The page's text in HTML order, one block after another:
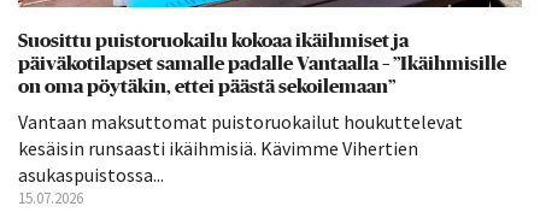
Suosittu puistoruokailu kokoaa ikäihmiset ja
päiväkotilapset samalle padalle Vantaalla – ”Ikäihmisille
on oma pöytäkin, ettei päästä sekoilemaan”
Vantaan maksuttomat puistoruokailut houkuttelevat
kesäisin runsaasti ikäihmisiä. Kävimme Vihertien
asukaspuistossa...
15.07.2026